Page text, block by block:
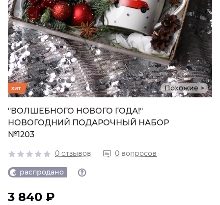
Похожие >
хит
"ВОЛШЕБНОГО НОВОГО ГОДА!"
НОВОГОДНИЙ ПОДАРОЧНЫЙ НАБОР
№1203
0 отзывов 0 вопросов
распродано
3 840 ₽